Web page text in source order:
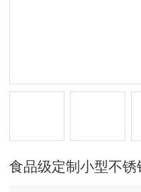
食品级定制小型不